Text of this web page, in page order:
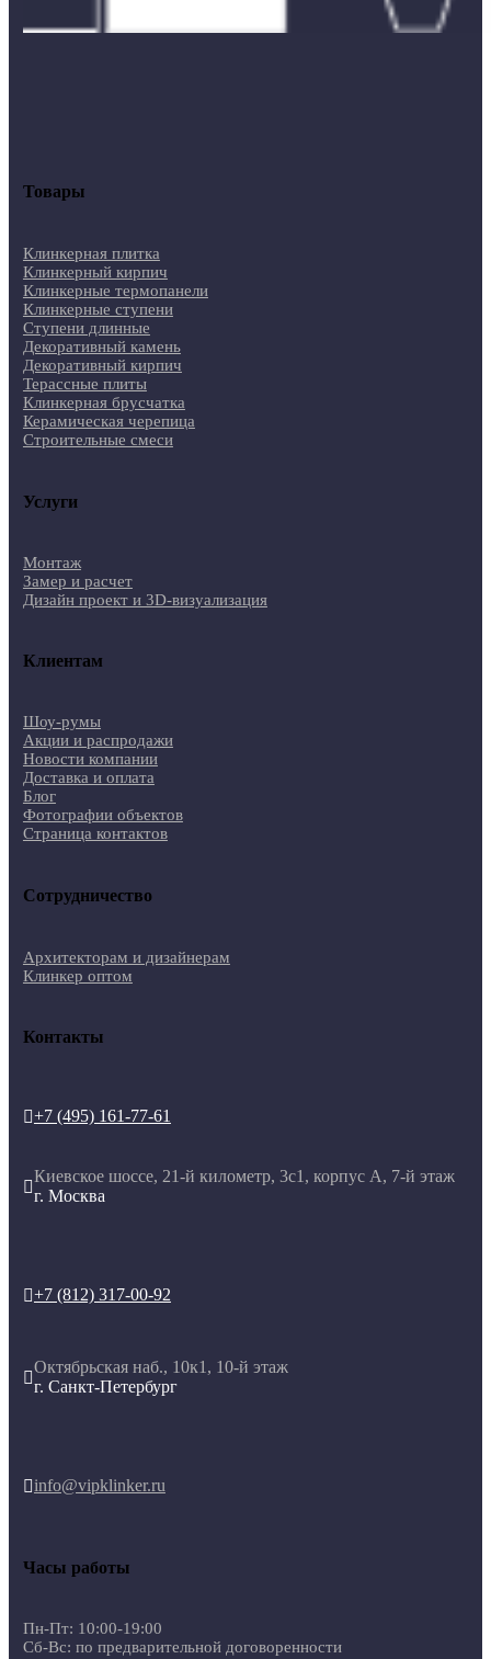
Товары
Клинкерная плитка
Клинкерный кирпич
Клинкерные термопанели
Клинкерные ступени
Ступени длинные
Декоративный камень
Декоративный кирпич
Терассные плиты
Клинкерная брусчатка
Керамическая черепица
Строительные смеси
Услуги
Монтаж
Замер и расчет
Дизайн проект и 3D-визуализация
Клиентам
Шоу-румы
Акции и распродажи
Новости компании
Доставка и оплата
Блог
Фотографии объектов
Страница контактов
Сотрудничество
Архитекторам и дизайнерам
Клинкер оптом
Контакты
+7 (495) 161-77-61

Киевское шоссе, 21-й километр, 3с1, корпус А, 7-й этаж
г. Москва
+7 (812) 317-00-92

Октябрьская наб., 10к1, 10-й этаж
г. Санкт-Петербург
info@vipklinker.ru
Часы работы
Пн-Пт: 10:00-19:00
Сб-Вс: по предварительной договоренности